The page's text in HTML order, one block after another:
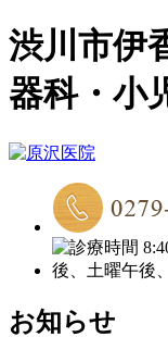
渋川市伊
器科・小
お知らせ